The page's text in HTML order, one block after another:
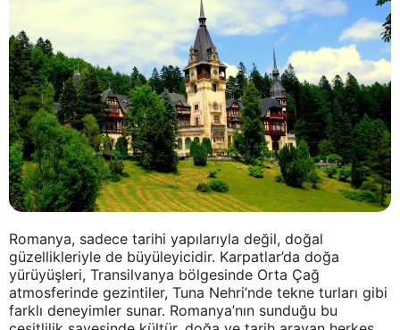
Romanya, sadece tarihi yapılarıyla değil, doğal
güzellikleriyle de büyüleyicidir. Karpatlar’da doğa
yürüyüşleri, Transilvanya bölgesinde Orta Çağ
atmosferinde gezintiler, Tuna Nehri’nde tekne turları gibi
farklı deneyimler sunar. Romanya’nın sunduğu bu